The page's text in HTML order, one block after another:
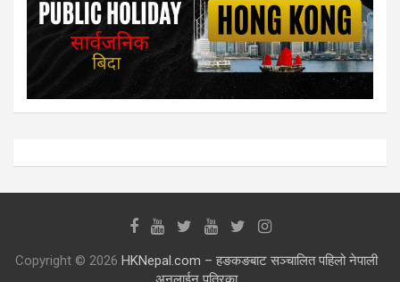
Copyright © 2026 HKNepal.com – हङकङबाट सञ्चालित पहिलो नेपाली